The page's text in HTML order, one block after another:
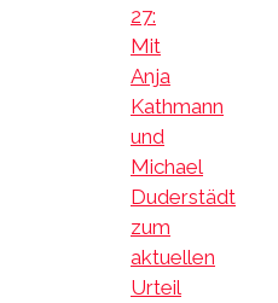
27:
Mit
Anja
Kathmann
und
Michael
Duderstädt
zum
aktuellen
Urteil